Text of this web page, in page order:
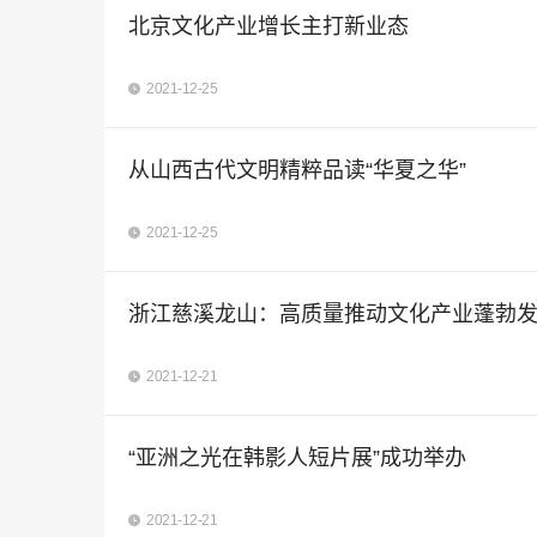
北京文化产业增长主打新业态
2021-12-25
从山西古代文明精粹品读“华夏之华”
2021-12-25
浙江慈溪龙山：高质量推动文化产业蓬勃
2021-12-21
“亚洲之光在韩影人短片展”成功举办
2021-12-21